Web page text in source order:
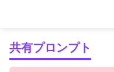
共有プロンプト